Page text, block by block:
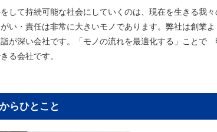
して持続可能な社会にしていくのは、現在を生きる我
い・責任は非常に大きいモノであります。弊社は創業
が深い会社です。「モノの流れを最適化する」こと
る会社です。
らひとこと